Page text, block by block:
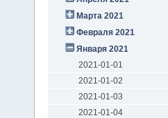
Марта 2021
Февраля 2021
Января 2021
2021-01-01
2021-01-02
2021-01-03
2021-01-04